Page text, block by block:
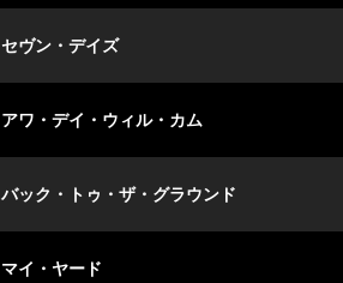
セヴン・デイズ
アワ・デイ・ウィル・カム
バック・トゥ・ザ・グラウンド
マイ・ヤード